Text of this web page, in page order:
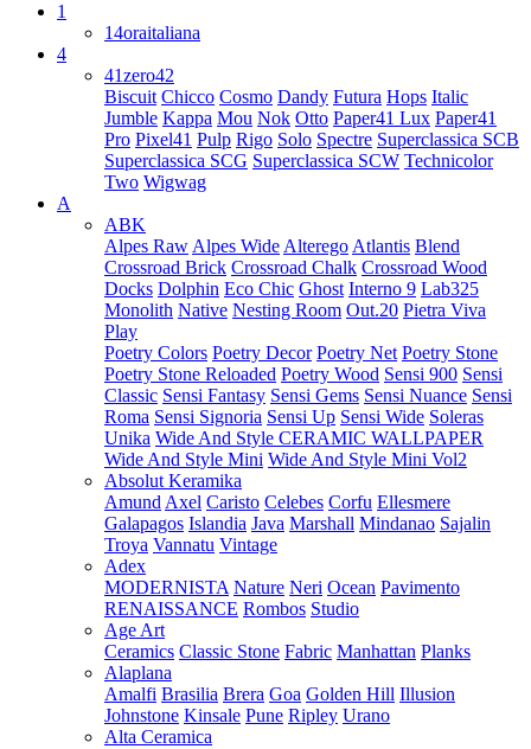
1
14oraitaliana
4
41zero42
Biscuit Chicco Cosmo Dandy Futura Hops Italic
Jumble Kappa Mou Nok Otto Paper41 Lux Paper41
Pro Pixel41 Pulp Rigo Solo Spectre Superclassica SCB
Superclassica SCG Superclassica SCW Technicolor
Two Wigwag
A
ABK
Alpes Raw Alpes Wide Alterego Atlantis Blend
Crossroad Brick Crossroad Chalk Crossroad Wood
Docks Dolphin Eco Chic Ghost Interno 9 Lab325
Monolith Native Nesting Room Out.20 Pietra Viva
Play
Poetry Colors Poetry Decor Poetry Net Poetry Stone
Poetry Stone Reloaded Poetry Wood Sensi 900 Sensi
Classic Sensi Fantasy Sensi Gems Sensi Nuance Sensi
Roma Sensi Signoria Sensi Up Sensi Wide Soleras
Unika Wide And Style CERAMIC WALLPAPER
Wide And Style Mini Wide And Style Mini Vol2
Absolut Keramika
Amund Axel Caristo Celebes Corfu Ellesmere
Galapagos Islandia Java Marshall Mindanao Sajalin
Troya Vannatu Vintage
Adex
MODERNISTA Nature Neri Ocean Pavimento
RENAISSANCE Rombos Studio
Age Art
Ceramics Classic Stone Fabric Manhattan Planks
Alaplana
Amalfi Brasilia Brera Goa Golden Hill Illusion
Johnstone Kinsale Pune Ripley Urano
Alta Ceramica